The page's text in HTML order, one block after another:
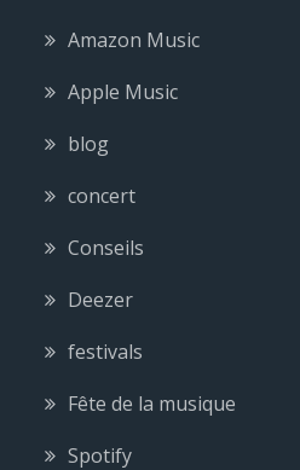
Amazon Music
Apple Music
blog
concert
Conseils
Deezer
festivals
Fête de la musique
Spotify